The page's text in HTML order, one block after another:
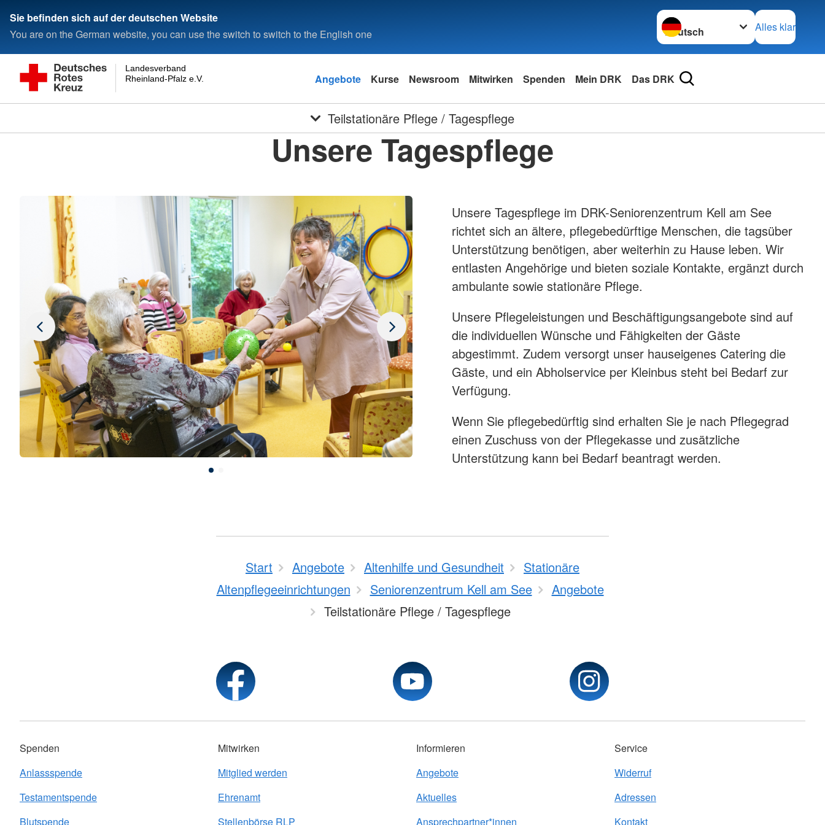
Sie befinden sich auf der deutschen Website
You are on the German website, you can use the switch to switch to the English one
Sprache wechseln zu
Alles klar
Rheinland-Pfalz e.V.
Landesverband
Angebote Kurse Newsroom Mitwirken Spenden Mein DRK Das DRK
Teilstationäre Pflege / Tagespflege
Unsere Tagespflege
Unsere Tagespflege im DRK-Seniorenzentrum Kell am See
richtet sich an ältere, pflegebedürftige Menschen, die tagsüber
Unterstützung benötigen, aber weiterhin zu Hause leben. Wir
entlasten Angehörige und bieten soziale Kontakte, ergänzt durch
ambulante sowie stationäre Pflege.
Unsere Pflegeleistungen und Beschäftigungsangebote sind auf
die individuellen Wünsche und Fähigkeiten der Gäste
abgestimmt. Zudem versorgt unser hauseigenes Catering die
Gäste, und ein Abholservice per Kleinbus steht bei Bedarf zur
Verfügung.
Wenn Sie pflegebedürftig sind erhalten Sie je nach Pflegegrad
einen Zuschuss von der Pflegekasse und zusätzliche
Unterstützung kann bei Bedarf beantragt werden.
Start Angebote Altenhilfe und Gesundheit
Stationäre
Altenpflegeeinrichtungen
Seniorenzentrum Kell am See
Angebote
Teilstationäre Pflege / Tagespflege
Spenden
Anlassspende
Testamentspende
Blutspende
Mitwirken
Mitglied werden
Ehrenamt
Stellenbörse RLP
Informieren
Angebote
Aktuelles
Ansprechpartner*innen
Service
Widerruf
Adressen
Kontakt